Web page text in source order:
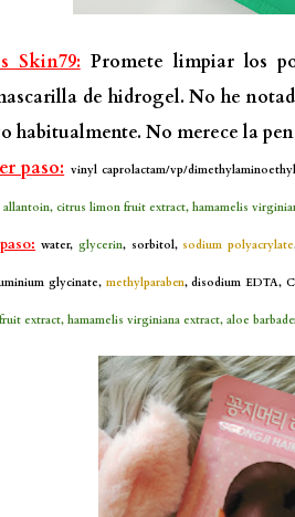
Skin79: Promete limpiar los
de hidrogel. No he
habitualmente. No merece la
paso: vinyl caprolactam/vp/
allantoin, citrus limon fruit extract, hamamelis
water, glycerin, sorbitol, sodium polyacrylate
glycinate, methylparaben, disodium EDTA,
extract, hamamelis virginiana extract, aloe